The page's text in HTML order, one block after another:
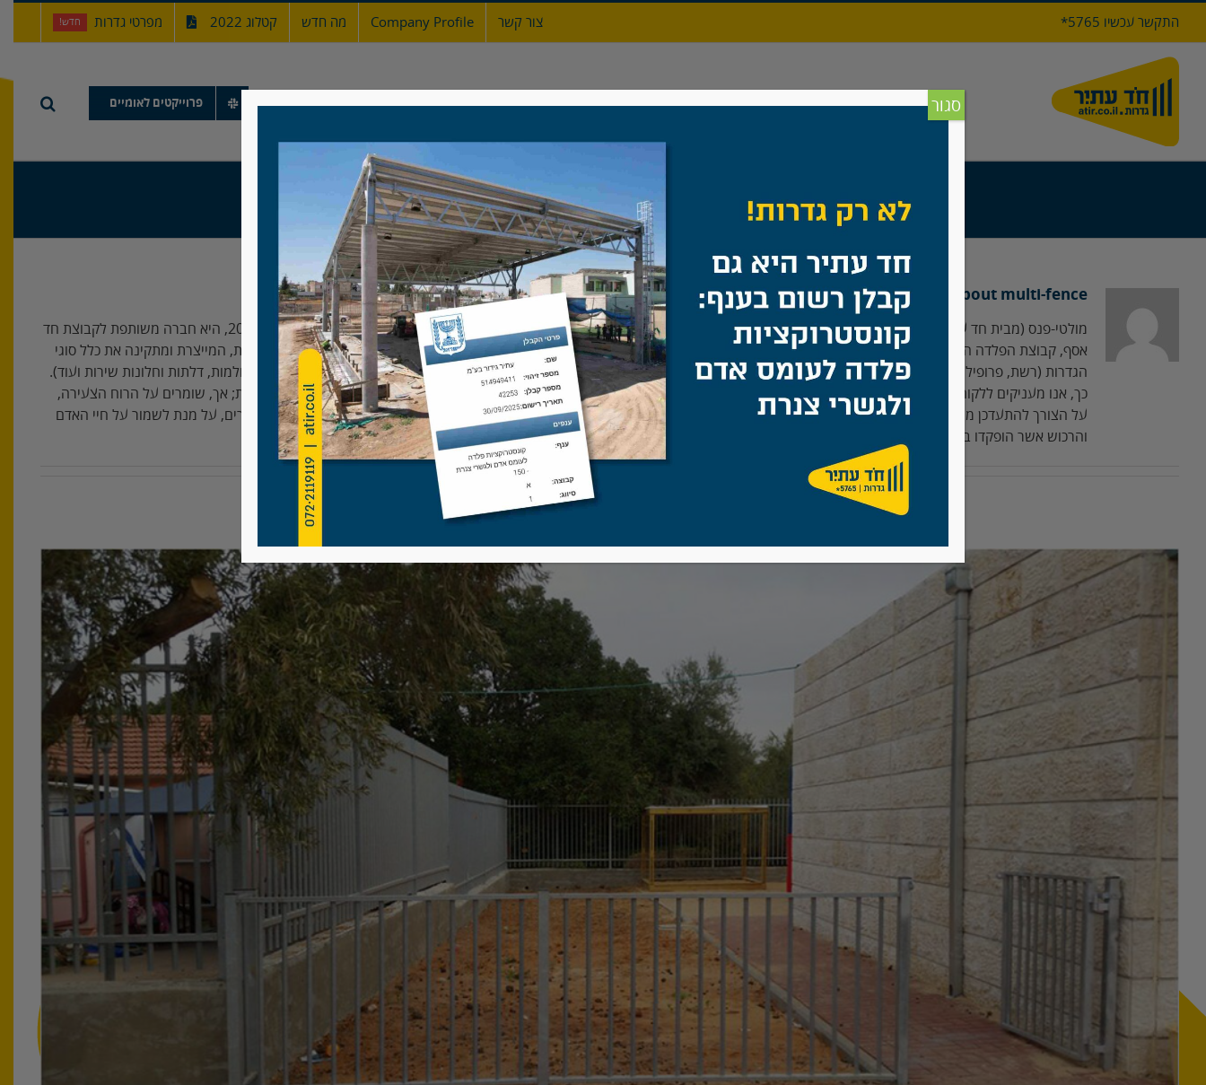
לתוכןהתקשר עכשיו 5765* צור קשר Company Profile מה חדש קטלוג 2022 מפרטי גדרות חדש!
דף הבית אודות גדרות מעקות ברזל שערים תיק עבודות פרוייקטים לאומיים
בית /
multi-fence
About multi-fence
מולטי-פנס (מבית חד עתיר), היא חברה המורכבת מצוות עתיר ניסיון ועוסקת בייצור, התאמה והתקנה של גדרות לכל מטרה. מולטי-פנס אשר הוקמה ב2014, היא חברה משותפת לקבוצת חד
אסף, קבוצת הפלדה הגדולה בישראל ומשפחת כהן אשר הובילה את קבוצת יהודה ב40 השנים האחרונות. כולנו חברנו יחד, על מנת להקים חברה מודרנית, המייצרת ומתקינה את כלל סוגי
הגדרות (רשת, פרופילים, מעקות, מאחזי יד, שערים, פשפשים) וכן אמונה על ייצור והתקנה של מוצרי פלדה נוספים באתרים בהם אנו פועלים (פרגולות, סולמות, דלתות וחלונות שירות ועוד).
כך, אנו מעניקים ללקוח שירות מלא באתר, מ-א' ועד ת'. אנו עובדים מזה שנים עם מיטב הקבלנים, העיריות והמועצות, משרדי ממשלה וחברות ממשלתיות; אך, שומרים על הרוח הצעירה,
על הצורך להתעדכן מהנעשה בעולם חדשות לבקרים ועל חווית שרות שונה בשוק הגדרות. כל הגדרות שלנו מיוצרות ומותקנות על פי כל התקנים המחמירים, על מנת לשמור על חיי האדם
והרכוש אשר הופקדו בידינו.
סגור